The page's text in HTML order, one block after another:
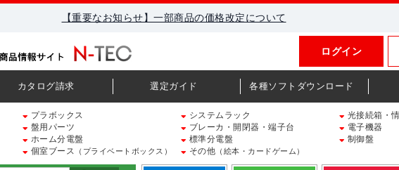
【重要なお知らせ】一部商品の価格改定について
ログイン
カタログ請求 選定ガイド 各種ソフトダウンロード
プラボックス システムラック
光接続箱・
盤用パーツ ブレーカ・開閉器・端子台
電子機器
ホーム分電盤 標準分電盤
制御盤
個室ブース （プライベートボックス） その他 （絵本・カードゲーム）